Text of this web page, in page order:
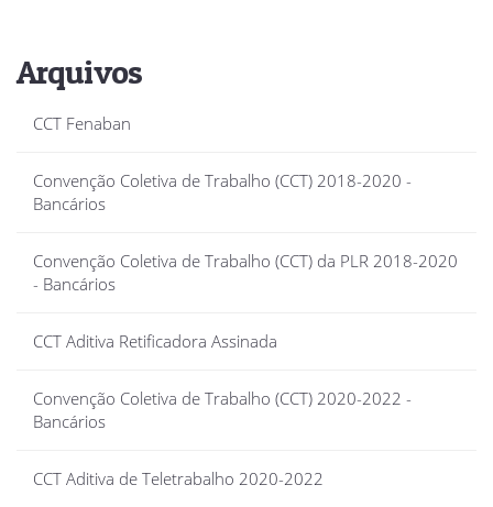
Arquivos
CCT Fenaban
Convenção Coletiva de Trabalho (CCT) 2018-2020 -
Bancários
Convenção Coletiva de Trabalho (CCT) da PLR 2018-2020
- Bancários
CCT Aditiva Retificadora Assinada
Convenção Coletiva de Trabalho (CCT) 2020-2022 -
Bancários
CCT Aditiva de Teletrabalho 2020-2022